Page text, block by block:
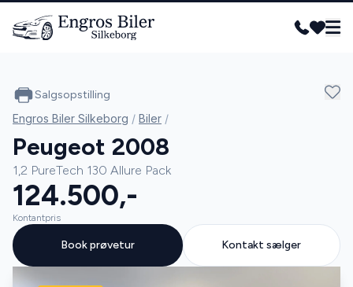
Salgsopstilling
Engros Biler Silkeborg / Biler /
Peugeot 2008
1,2 PureTech 130 Allure Pack
124.500,-
Kontantpris
Book prøvetur Kontakt sælger